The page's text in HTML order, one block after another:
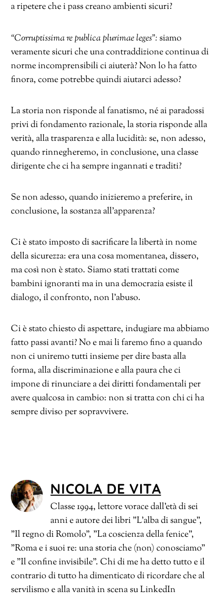
a ripetere che i pass creano ambienti sicuri?
“Corruptissima re publica plurimae leges”: siamo
veramente sicuri che una contraddizione continua di
norme incomprensibili ci aiuterà? Non lo ha fatto
finora, come potrebbe quindi aiutarci adesso?
La storia non risponde al fanatismo, né ai paradossi
privi di fondamento razionale, la storia risponde alla
verità, alla trasparenza e alla lucidità: se, non adesso,
quando rinnegheremo, in conclusione, una classe
dirigente che ci ha sempre ingannati e traditi?
Se non adesso, quando inizieremo a preferire, in
conclusione, la sostanza all’apparenza?
Ci è stato imposto di sacrificare la libertà in nome
della sicurezza: era una cosa momentanea, dissero,
ma così non è stato. Siamo stati trattati come
bambini ignoranti ma in una democrazia esiste il
dialogo, il confronto, non l’abuso.
Ci è stato chiesto di aspettare, indugiare ma abbiamo
fatto passi avanti? No e mai li faremo fino a quando
non ci uniremo tutti insieme per dire basta alla
forma, alla discriminazione e alla paura che ci
impone di rinunciare a dei diritti fondamentali per
avere qualcosa in cambio: non si tratta con chi ci ha
sempre diviso per sopravvivere.
NICOLA DE VITA
Classe 1994, lettore vorace dall'età di sei
anni e autore dei libri "L'alba di sangue",
"Il regno di Romolo", "La coscienza della fenice",
"Roma e i suoi re: una storia che (non) conosciamo"
e "Il confine invisibile". Chi di me ha detto tutto e il
contrario di tutto ha dimenticato di ricordare che al
servilismo e alla vanità in scena su LinkedIn